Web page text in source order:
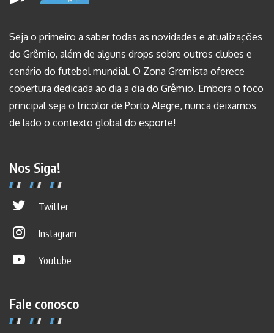
Seja o primeiro a saber todas as novidades e atualizações
do Grêmio, além de alguns drops sobre outros clubes e
cenário do futebol mundial. O Zona Gremista oferece
cobertura dedicada ao dia a dia do Grêmio. Embora o foco
principal seja o tricolor de Porto Alegre, nunca deixamos
de lado o contexto global do esporte!
Nos Siga!
Twitter
Instagram
Youtube
Fale conosco